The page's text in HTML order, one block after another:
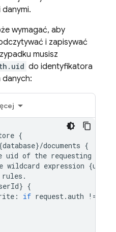
wymagać, aby
i zapisywać
musisz
do identyfikatora
danych:
{
database}/documents {
uid of the requesting
wildcard expression {
rules .
} {
: if request.auth !=